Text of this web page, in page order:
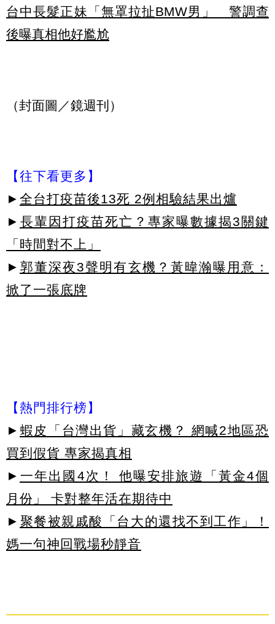
台中長髮正妹「無罩拉扯BMW男」 警調查
後曝真相他好尷尬
（封面圖／鏡週刊）
【往下看更多】
► 全台打疫苗後13死 2例相驗結果出爐
► 長輩因打疫苗死亡？專家曝數據揭3關鍵
「時間對不上」
► 郭董深夜3聲明有玄機？黃暐瀚曝用意：
掀了一張底牌
【熱門排行榜】
► 蝦皮「台灣出貨」藏玄機？ 網喊2地區恐
買到假貨 專家揭真相
► 一年出國4次！ 他曝安排旅遊「黃金4個
月份」 卡對整年活在期待中
► 聚餐被親戚酸「台大的還找不到工作」！
媽一句神回戰場秒靜音